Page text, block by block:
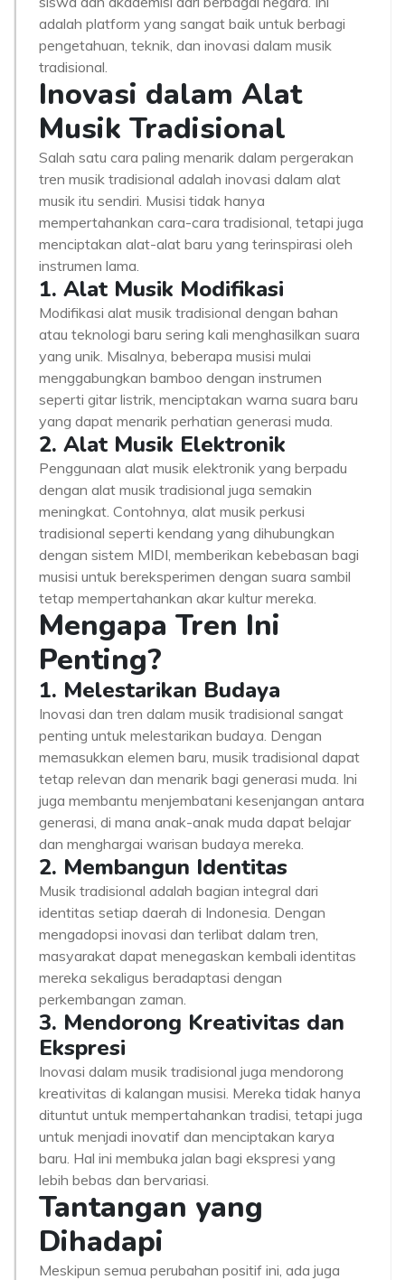
adalah platform yang sangat baik untuk berbagi
pengetahuan, teknik, dan inovasi dalam musik
tradisional.
Inovasi dalam Alat
Musik Tradisional
Salah satu cara paling menarik dalam pergerakan
tren musik tradisional adalah inovasi dalam alat
musik itu sendiri. Musisi tidak hanya
mempertahankan cara-cara tradisional, tetapi juga
menciptakan alat-alat baru yang terinspirasi oleh
instrumen lama.
1. Alat Musik Modifikasi
Modifikasi alat musik tradisional dengan bahan
atau teknologi baru sering kali menghasilkan suara
yang unik. Misalnya, beberapa musisi mulai
menggabungkan bamboo dengan instrumen
seperti gitar listrik, menciptakan warna suara baru
yang dapat menarik perhatian generasi muda.
2. Alat Musik Elektronik
Penggunaan alat musik elektronik yang berpadu
dengan alat musik tradisional juga semakin
meningkat. Contohnya, alat musik perkusi
tradisional seperti kendang yang dihubungkan
dengan sistem MIDI, memberikan kebebasan bagi
musisi untuk bereksperimen dengan suara sambil
tetap mempertahankan akar kultur mereka.
Mengapa Tren Ini
Penting?
1. Melestarikan Budaya
Inovasi dan tren dalam musik tradisional sangat
penting untuk melestarikan budaya. Dengan
memasukkan elemen baru, musik tradisional dapat
tetap relevan dan menarik bagi generasi muda. Ini
juga membantu menjembatani kesenjangan antara
generasi, di mana anak-anak muda dapat belajar
dan menghargai warisan budaya mereka.
2. Membangun Identitas
Musik tradisional adalah bagian integral dari
identitas setiap daerah di Indonesia. Dengan
mengadopsi inovasi dan terlibat dalam tren,
masyarakat dapat menegaskan kembali identitas
mereka sekaligus beradaptasi dengan
perkembangan zaman.
3. Mendorong Kreativitas dan
Ekspresi
Inovasi dalam musik tradisional juga mendorong
kreativitas di kalangan musisi. Mereka tidak hanya
dituntut untuk mempertahankan tradisi, tetapi juga
untuk menjadi inovatif dan menciptakan karya
baru. Hal ini membuka jalan bagi ekspresi yang
lebih bebas dan bervariasi.
Tantangan yang
Dihadapi
Meskipun semua perubahan positif ini, ada juga